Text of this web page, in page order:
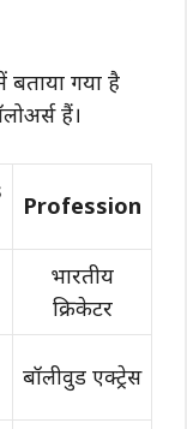
गया है
हैं।
Profession
भारतीय
क्रिकेटर
बॉलीवुड एक्ट्रेस